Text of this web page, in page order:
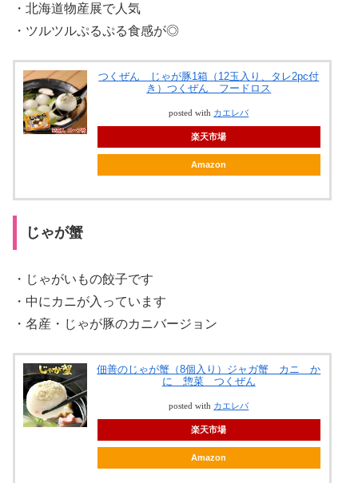
・北海道物産展で人気
・ツルツルぷるぷる食感が◎
つくぜん じゃが豚1箱（12玉入り、タレ2pc付
き）つくぜん フードロス
posted with カエレバ
楽天市場
Amazon
じゃが蟹
・じゃがいもの餃子です
・中にカニが入っています
・名産・じゃが豚のカニバージョン
佃善のじゃが蟹（8個入り）ジャガ蟹 カニ か
に 惣菜 つくぜん
posted with カエレバ
楽天市場
Amazon